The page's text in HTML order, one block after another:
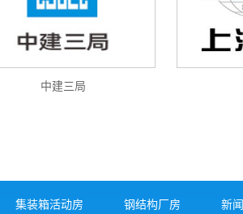
中建三局
集装箱活动房 钢结构厂房 新